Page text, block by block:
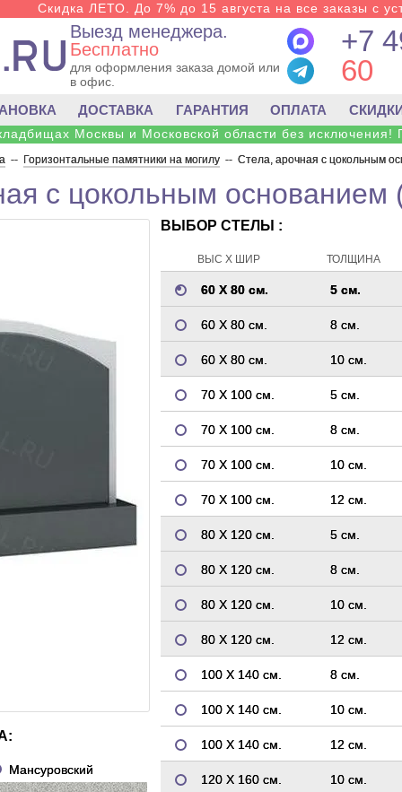
Скидка ЛЕТО. До 7% до 15 августа на все заказы с
Выезд менеджера.
Бесплатно
для оформления заказа домой или
в офис.
+7
60
ДОСТАВКА ГАРАНТИЯ ОПЛАТА
Москвы и Московской области без исключения!
-- Горизонтальные памятники на могилу -- Стела, арочная с цокольным
с цокольным основанием
Мансуровский
ВЫБОР СТЕЛЫ :
ВЫС Х ШИР ТОЛЩИНА
60 Х 80 см. 5 см.
60 Х 80 см. 8 см.
60 Х 80 см. 10 см.
70 Х 100 см. 5 см.
70 Х 100 см. 8 см.
70 Х 100 см. 10 см.
70 Х 100 см. 12 см.
80 Х 120 см. 5 см.
80 Х 120 см. 8 см.
80 Х 120 см. 10 см.
80 Х 120 см. 12 см.
100 Х 140 см. 8 см.
100 Х 140 см. 10 см.
100 Х 140 см. 12 см.
120 Х 160 см. 10 см.